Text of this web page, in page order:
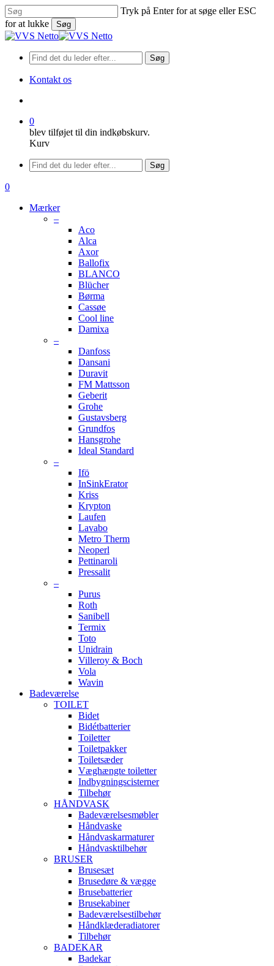
Spring
til
hovedindhold
Tryk på Enter for at søge eller ESC
for at lukke
Søg
Luk
Søg
Kontakt os
0
blev tilføjet til din indkøbskurv.
Kurv
Menu
Søg
søge
0
Mærker
–
Aco
Alca
Axor
Ballofix
BLANCO
Blücher
Børma
Cassøe
Cool line
Damixa
–
Danfoss
Dansani
Duravit
FM Mattsson
Geberit
Grohe
Gustavsberg
Grundfos
Hansgrohe
Ideal Standard
–
Ifö
InSinkErator
Kriss
Krypton
Laufen
Lavabo
Metro Therm
Neoperl
Pettinaroli
Pressalit
–
Purus
Roth
Sanibell
Termix
Toto
Unidrain
Villeroy & Boch
Vola
Wavin
Badeværelse
TOILET
Bidet
Bidétbatterier
Toiletter
Toiletpakker
Toiletsæder
Væghængte toiletter
Indbygningscisterner
Tilbehør
HÅNDVASK
Badeværelsesmøbler
Håndvaske
Håndvaskarmaturer
Håndvasktilbehør
BRUSER
Brusesæt
Brusedøre & vægge
Brusebatterier
Brusekabiner
Badeværelsestilbehør
Håndklæderadiatorer
Tilbehør
BADEKAR
Badekar